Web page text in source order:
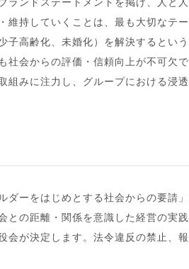
維持していくことは、最も大切なテ
子高齢化、未婚化）を解決するとい
社会からの評価・信頼向上が不可欠
みに注力し、グループにおける浸
ダーをはじめとする社会からの要請
の距離・関係を意識した経営の実践
会が決定します。法令違反の禁止、